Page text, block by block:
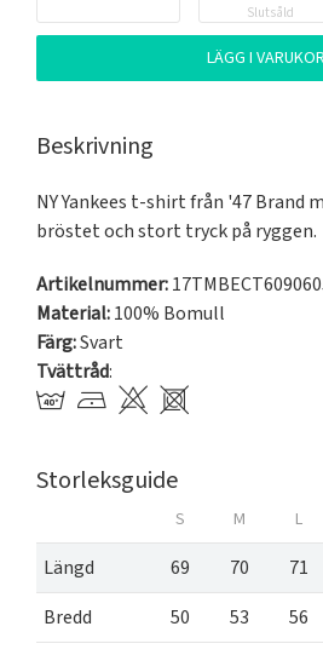
Slutsåld
LÄGG I
Beskrivning
NY Yankees t-shirt från '47 Brand
bröstet och stort tryck på ryggen.
Artikelnummer:
Material:100% Bomull
Färg:Svart
Tvättråd:
Storleksguide
S M L
Längd 69 70 71
Bredd
50 53 56